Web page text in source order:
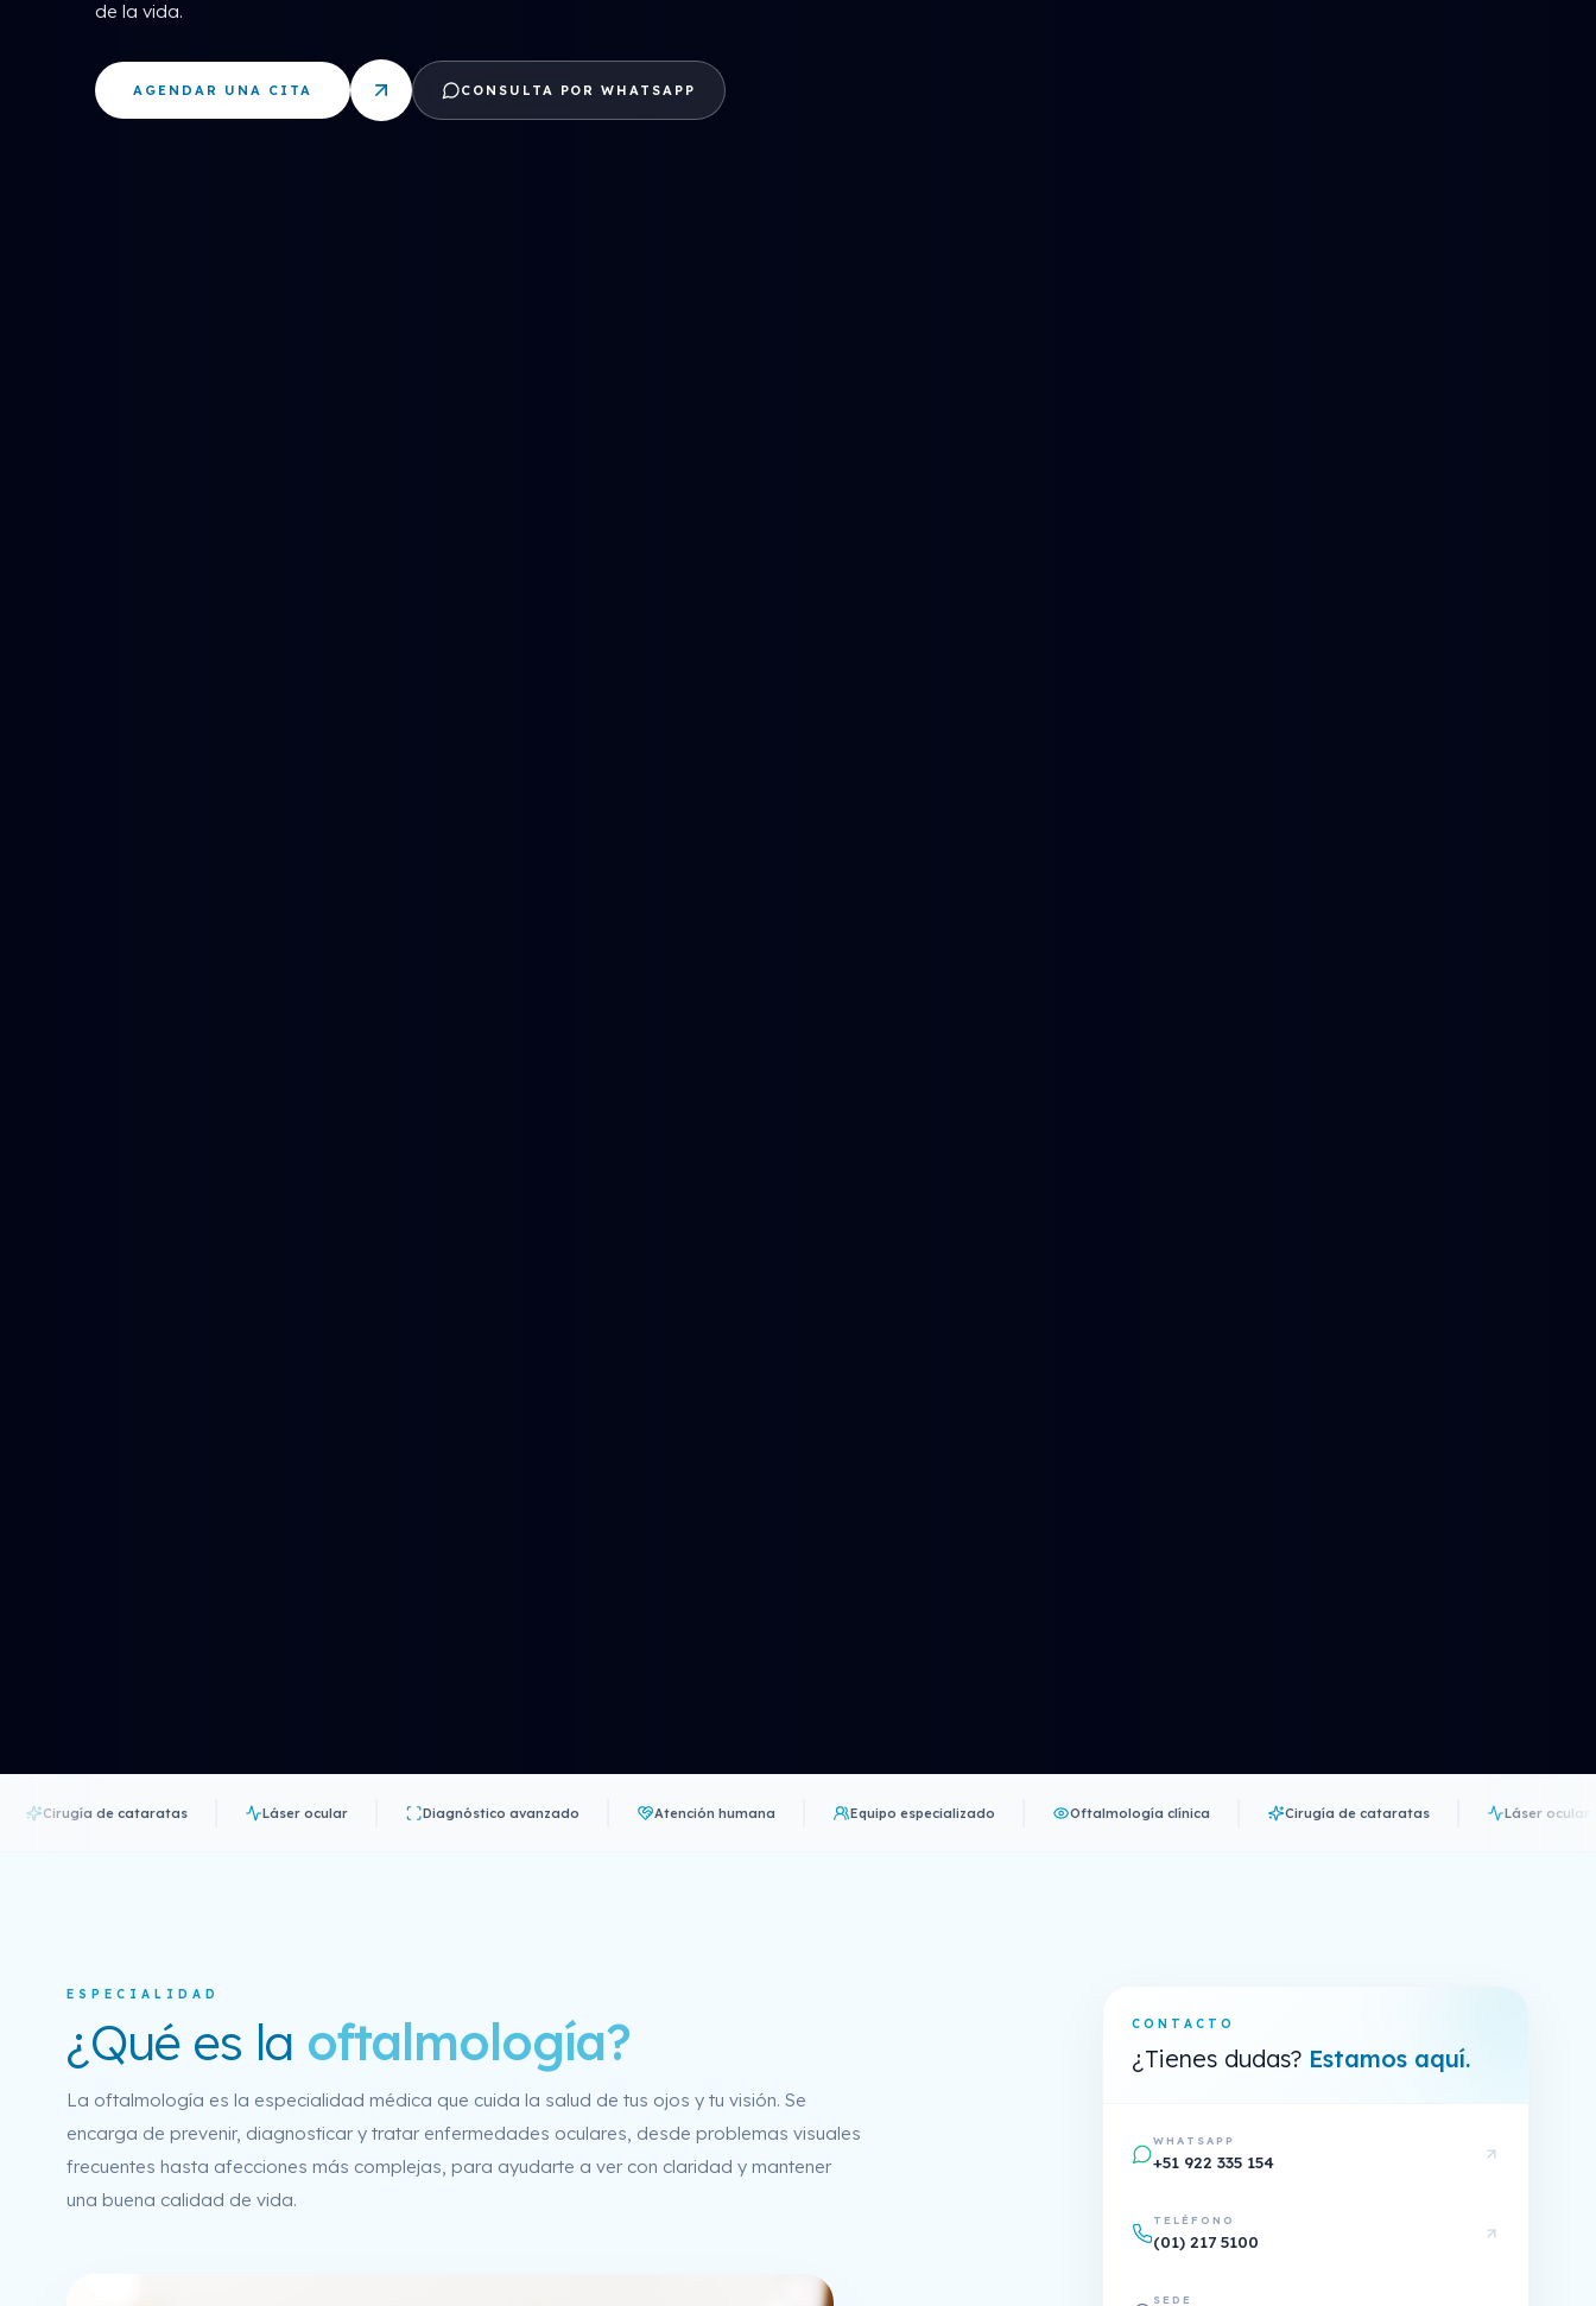
de la vida.
AGENDAR UNA CITA CONSULTA POR WHATSAPP
de cataratas Láser ocular Diagnóstico avanzado Atención humana Equipo especializado Oftalmología clínica Cirugía de cataratas Láser ocular
ESPECIALIDAD
¿Qué es la oftalmología?
La oftalmología es la especialidad médica que cuida la salud de tus ojos y tu visión. Se
encarga de prevenir, diagnosticar y tratar enfermedades oculares, desde problemas visuales
frecuentes hasta afecciones más complejas, para ayudarte a ver con claridad y mantener
una buena calidad de vida.
CONTACTO
¿Tienes dudas? Estamos aquí.
WHATSAPP
+51 922 335 154
TELÉFONO
(01) 217 5100
SEDE